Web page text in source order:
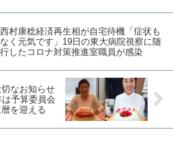
西村康稔経済再生相が自宅待機「症状も
なく元気です」19日の東大病院視察に随
行したコロナ対策推進室職員が感染
なお知らせ
は予算委員会
を迎える